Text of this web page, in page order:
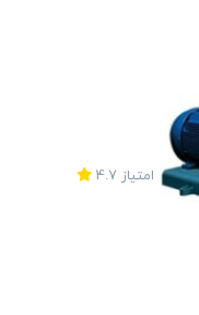
امتیاز 4.7